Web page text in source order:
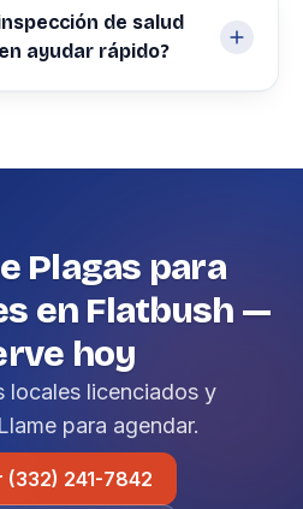
de salud
ayudar rápido?
Plagas para
en Flatbush —
hoy
locales licenciados y
para agendar.
(332) 241-7842